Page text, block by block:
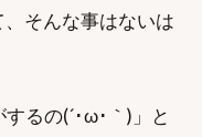
そんな事はないは
るの(´･ω･｀)」と